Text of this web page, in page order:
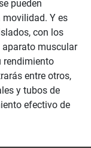
pueden
Y es
con los
aparato muscular
rendimiento
entre otros,
y tubos de
efectivo de